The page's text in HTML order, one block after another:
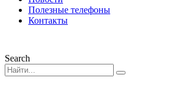
Полезные телефоны
Контакты
Search